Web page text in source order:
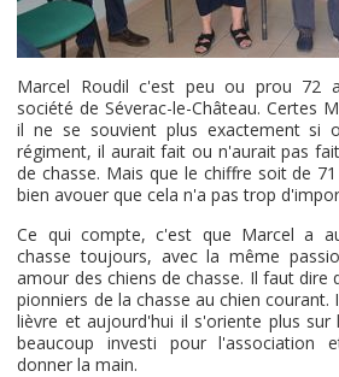
Marcel Roudil c'est peu ou prou 72
société de Séverac-le-Château. Certes
il ne se souvient plus exactement si
régiment, il aurait fait ou n'aurait pas
de chasse. Mais que le chiffre soit de
bien avouer que cela n'a pas trop
Ce qui compte, c'est que Marcel a
chasse toujours, avec la même
amour des chiens de chasse. Il faut dire
pionniers de la chasse au chien courant.
lièvre et aujourd'hui il s'oriente plus sur
beaucoup investi pour l'association
donner la main.